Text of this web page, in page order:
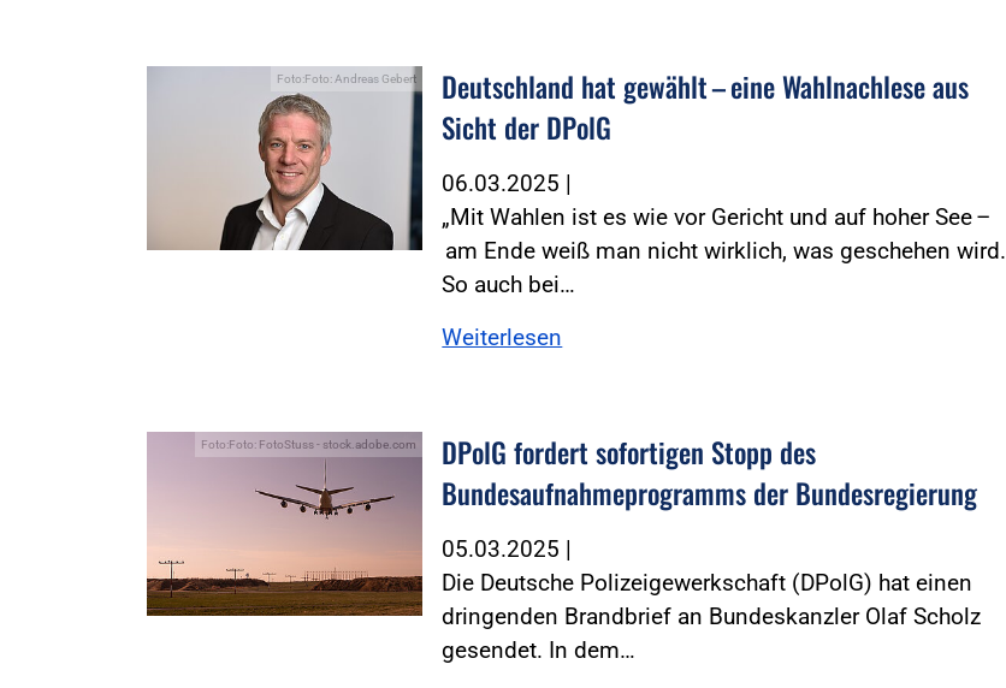
Foto:Foto: Andreas Gebert
Deutschland hat gewählt – eine Wahlnachlese aus
Sicht der DPolG
06.03.2025 |
„Mit Wahlen ist es wie vor Gericht und auf hoher See –
am Ende weiß man nicht wirklich, was geschehen wird.
So auch bei…
Weiterlesen
Foto:Foto: FotoStuss - stock.adobe.com
DPolG fordert sofortigen Stopp des
Bundesaufnahmeprogramms der Bundesregierung
05.03.2025 |
Die Deutsche Polizeigewerkschaft (DPolG) hat einen
dringenden Brandbrief an Bundeskanzler Olaf Scholz
gesendet. In dem…